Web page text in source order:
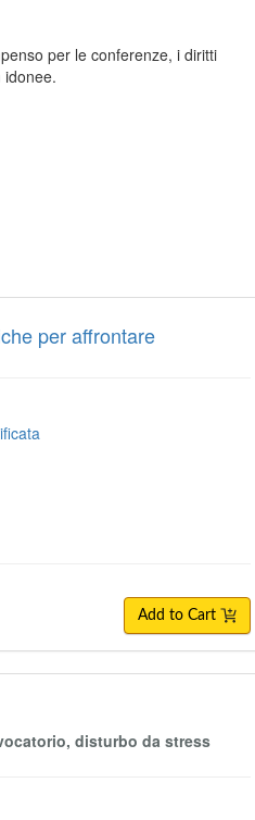
per le conferenze, i diritti
idonee.
per affrontare
Add to Cart
disturbo da stress